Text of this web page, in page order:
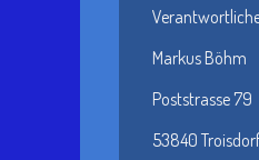
Markus Böhm
Poststrasse 79
53840